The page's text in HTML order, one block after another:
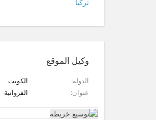
تركيا
وكيل الموقع
الدولة
الكويت
عنوان
الفروانية